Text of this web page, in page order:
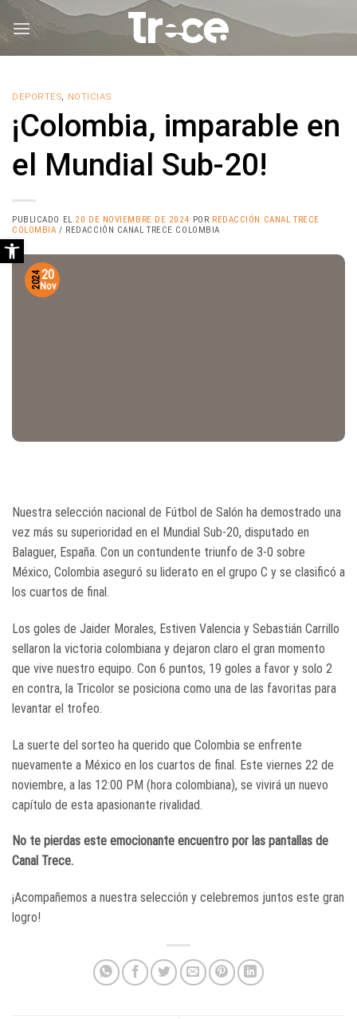
DEPORTES, NOTICIAS
¡Colombia, imparable en
el Mundial Sub-20!
PUBLICADO EL 20 DE NOVIEMBRE DE 2024 POR REDACCIÓN CANAL TRECE
COLOMBIA / REDACCIÓN CANAL TRECE COLOMBIA
20
Nov
2024
Nuestra selección nacional de Fútbol de Salón ha demostrado una
vez más su superioridad en el Mundial Sub-20, disputado en
Balaguer, España. Con un contundente triunfo de 3-0 sobre
México, Colombia aseguró su liderato en el grupo C y se clasificó a
los cuartos de final.
Los goles de Jaider Morales, Estiven Valencia y Sebastián Carrillo
sellaron la victoria colombiana y dejaron claro el gran momento
que vive nuestro equipo. Con 6 puntos, 19 goles a favor y solo 2
en contra, la Tricolor se posiciona como una de las favoritas para
levantar el trofeo.
La suerte del sorteo ha querido que Colombia se enfrente
nuevamente a México en los cuartos de final. Este viernes 22 de
noviembre, a las 12:00 PM (hora colombiana), se vivirá un nuevo
capítulo de esta apasionante rivalidad.
No te pierdas este emocionante encuentro por las pantallas de
Canal Trece.
¡Acompañemos a nuestra selección y celebremos juntos este gran
logro!
Abrir barra de herramientas